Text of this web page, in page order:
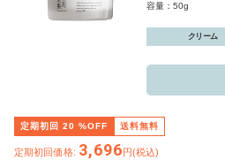
容量：50g
クリーム
定期初回 20 %OFF 送料無料
定期初回価格: 3,696円(税込)